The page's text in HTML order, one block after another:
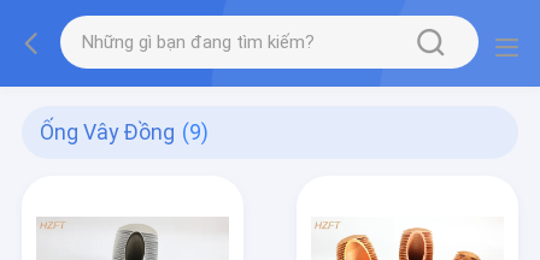
Ống Vây Đồng (9)